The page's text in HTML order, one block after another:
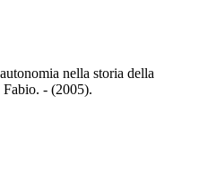
nella storia della
- (2005).